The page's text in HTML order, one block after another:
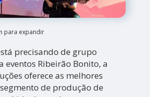
para expandir
precisando de grupo
eventos Ribeirão Bonito, a
oferece as melhores
de produção de